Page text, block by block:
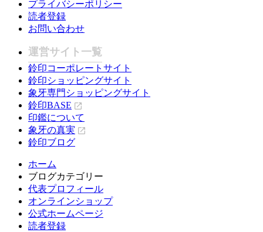
プライバシーポリシー
読者登録
お問い合わせ
運営サイト一覧
鈴印コーポレートサイト
鈴印ショッピングサイト
象牙専門ショッピングサイト
鈴印BASE
印鑑について
象牙の真実
鈴印ブログ
ホーム
ブログカテゴリー
代表プロフィール
オンラインショップ
公式ホームページ
読者登録